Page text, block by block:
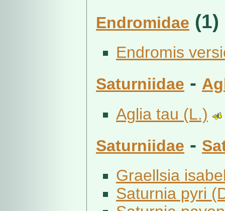
Endromidae (1)
Endromis
Saturniidae -
Aglia tau (L.)
Saturniidae -
Graellsia
Saturnia pyri